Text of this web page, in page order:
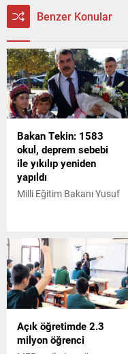
Benzer Konular
Bakan Tekin: 1583
okul, deprem sebebi
ile yıkılıp yeniden
yapıldı
Milli Eğitim Bakanı Yusuf
genelinde tahkik
işlemlerini yapmış
bulunmaktayız. Türkiye
genelinde 1583 okul,
deprem sebebi ile yıkılıp
durumda dedi.
Açık öğretimde 2.3
milyon öğrenci